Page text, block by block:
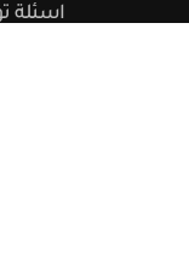
اسئلة